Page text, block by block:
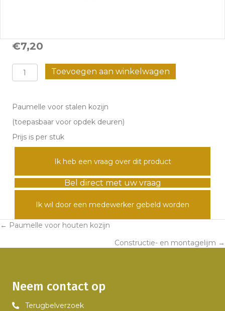
€7,20
Paumelle
voor
aantal
Toevoegen aan winkelwagen
Paumelle voor stalen kozijn
(toepasbaar voor opdek deuren)
Prijs is per stuk
Ik heb een vraag over dit product
Bel direct met uw vraag
Ik wil door een medewerker gebeld worden
Posts
navigation
← Paumelle voor houten kozijn
Constructie- en montagelijm →
Neem contact op
Terugbelverzoek